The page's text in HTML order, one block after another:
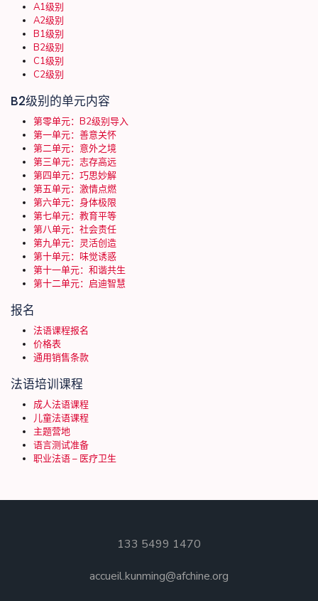
A1级别
A2级别
B1级别
B2级别
C1级别
C2级别
B2级别的单元内容
第零单元：B2级别导入
第一单元：善意关怀
第二单元：意外之境
第三单元：志存高远
第四单元：巧思妙解
第五单元：激情点燃
第六单元：身体极限
第七单元：教育平等
第八单元：社会责任
第九单元：灵活创造
第十单元：味觉诱惑
第十一单元：和谐共生
第十二单元：启迪智慧
报名
法语课程报名
价格表
通用销售条款
法语培训课程
成人法语课程
儿童法语课程
主题营地
语言测试准备
职业法语 – 医疗卫生
133 5499 1470
accueil.kunming@afchine.org